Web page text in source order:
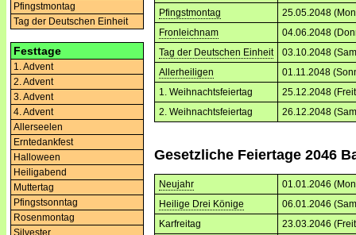
Pfingstmontag
Tag der Deutschen Einheit
Festtage
1. Advent
2. Advent
3. Advent
4. Advent
Allerseelen
Erntedankfest
Halloween
Heiligabend
Muttertag
Pfingstsonntag
Rosenmontag
Silvester
Pfingstmontag
25.05.2048
Fronleichnam
04.06.2048
Tag der Deutschen Einheit
03.10.2048
Allerheiligen
01.11.2048
1. Weihnachtsfeiertag
25.12.2048
2. Weihnachtsfeiertag
26.12.2048
Gesetzliche Feiertage 2046
Neujahr
01.01.2046
Heilige Drei Könige
06.01.2046
Karfreitag
23.03.2046